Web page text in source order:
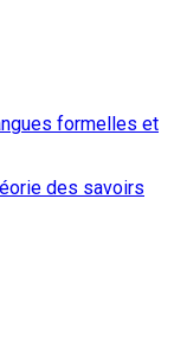
formelles et
des savoirs